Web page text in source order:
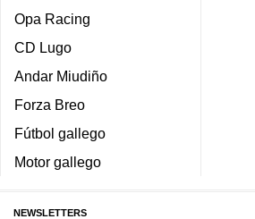
Opa Racing
CD Lugo
Andar Miudiño
Forza Breo
Fútbol gallego
Motor gallego
NEWSLETTERS